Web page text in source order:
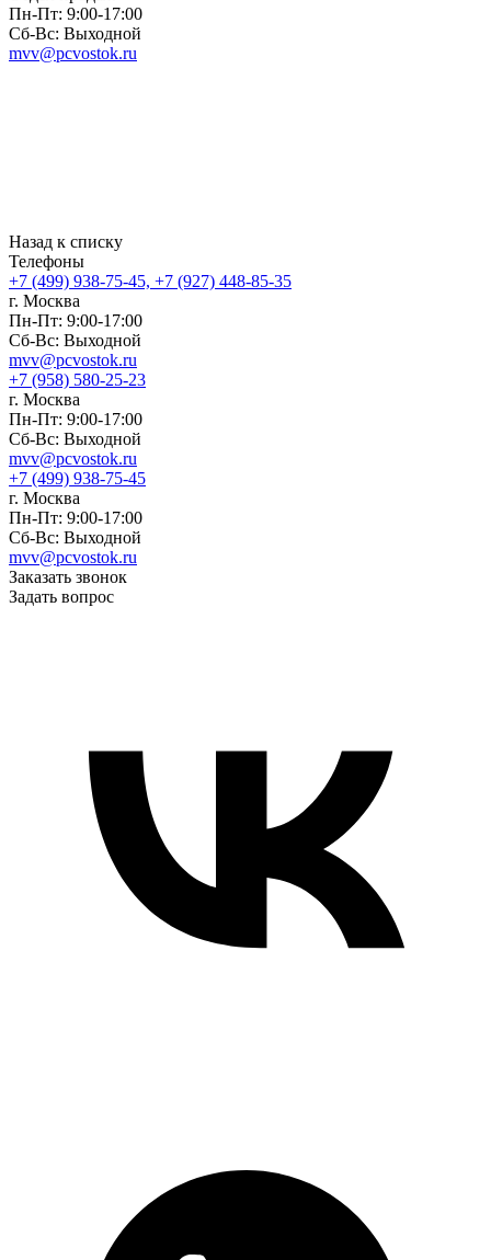
Пн-Пт: 9:00-17:00
Сб-Вс: Выходной
mvv@pcvostok.ru
Назад к списку
Телефоны
+7 (499) 938-75-45, +7 (927) 448-85-35
г. Москва
Пн-Пт: 9:00-17:00
Сб-Вс: Выходной
mvv@pcvostok.ru
+7 (958) 580-25-23
г. Москва
Пн-Пт: 9:00-17:00
Сб-Вс: Выходной
mvv@pcvostok.ru
+7 (499) 938-75-45
г. Москва
Пн-Пт: 9:00-17:00
Сб-Вс: Выходной
mvv@pcvostok.ru
Заказать звонок
Задать вопрос